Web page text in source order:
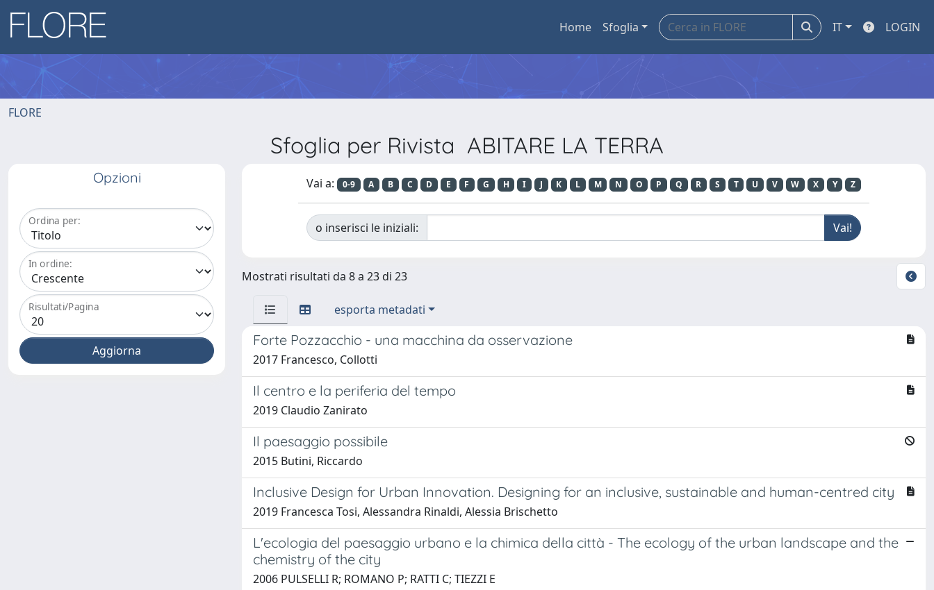
Home Sfoglia IT LOGIN
FLORE
Sfoglia per Rivista ABITARE LA TERRA
Opzioni
Ordina per:
In ordine:
Risultati/Pagina
Vai a: 0-9 A B C D E F G H I J K L M N O P Q R S T U V W X Y Z
o inserisci le iniziali:
Mostrati risultati da 8 a 23 di 23
esporta metadati
Forte Pozzacchio - una macchina da osservazione
2017 Francesco, Collotti
Il centro e la periferia del tempo
2019 Claudio Zanirato
Il paesaggio possibile
2015 Butini, Riccardo
Inclusive Design for Urban Innovation. Designing for an inclusive, sustainable and human-centred city
2019 Francesca Tosi, Alessandra Rinaldi, Alessia Brischetto
L'ecologia del paesaggio urbano e la chimica della città - The ecology of the urban landscape and the
chemistry of the city
2006 PULSELLI R; ROMANO P; RATTI C; TIEZZI E